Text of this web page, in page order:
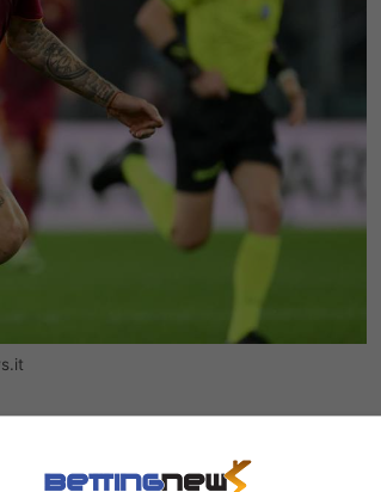
un pressing molto alto sui
le trame offensive; di contro, i